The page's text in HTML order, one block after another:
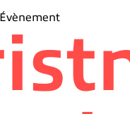
Évènement